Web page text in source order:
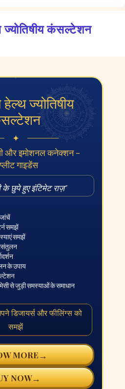
कंसल्टेशन
ज्योतिषीय
✦
और इमोशनल कनेक्शन -
गाइडेंस
छुपे हुए इंटिमेट राज़"
समझें
समझें
के उपाय
से जुड़ी समस्याओं के समाधान
डिजायर्स और फीलिंग्स को
समझें
MORE→
NOW→